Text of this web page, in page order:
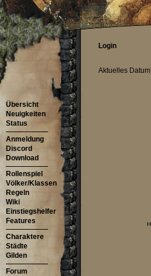
Login
Aktuelles
Übersicht
Neuigkeiten
Status
Anmeldung
Discord
Download
Rollenspiel
Völker/Klassen
Regeln
Wiki
Einstiegshelfer
Features
Charaktere
Städte
Gilden
Forum